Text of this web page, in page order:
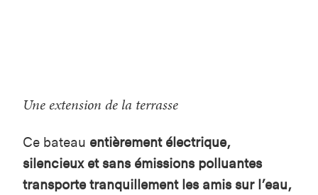
Une extension de la terrasse
Ce bateau entièrement électrique,
silencieux et sans émissions polluantes
transporte tranquillement les amis sur l’eau,